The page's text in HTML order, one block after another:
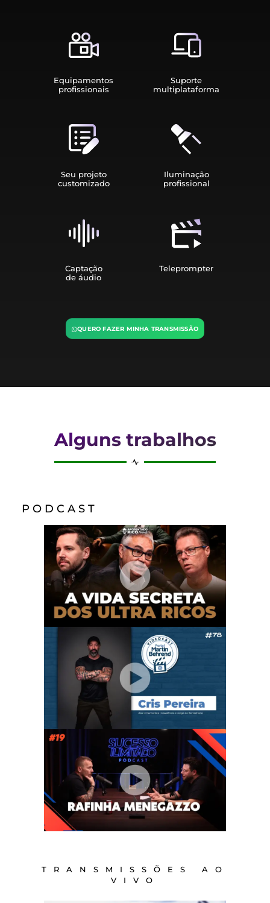
Equipamen­tos
profissionais
Suporte
multiplata­forma
Seu projeto
customizado
Iluminação
profissional
Captação
de áudio
Teleprompter
QUERO FAZER MINHA TRANSMISSÃO
Alguns trabalhos
P O D C A S T
TRANSMISSÕES AO
VIVO